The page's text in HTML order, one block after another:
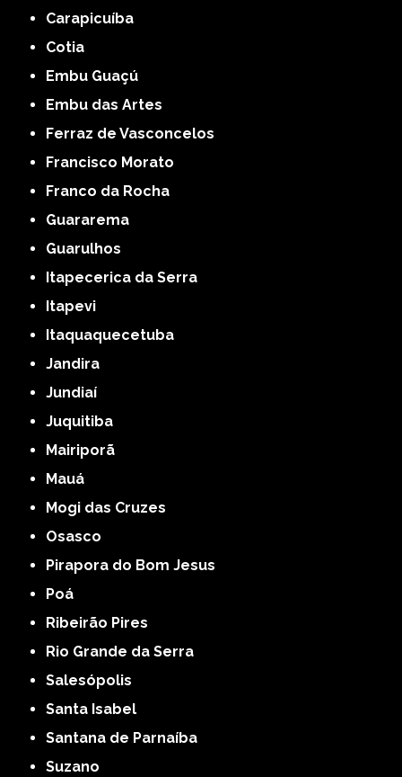
Carapicuíba
Cotia
Embu Guaçú
Embu das Artes
Ferraz de Vasconcelos
Francisco Morato
Franco da Rocha
Guararema
Guarulhos
Itapecerica da Serra
Itapevi
Itaquaquecetuba
Jandira
Jundiaí
Juquitiba
Mairiporã
Mauá
Mogi das Cruzes
Osasco
Pirapora do Bom Jesus
Poá
Ribeirão Pires
Rio Grande da Serra
Salesópolis
Santa Isabel
Santana de Parnaíba
Suzano